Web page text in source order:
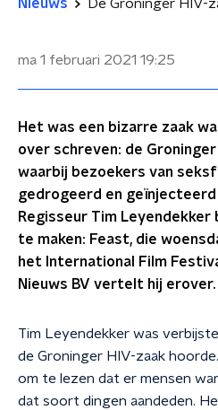
Nieuws
ma 1 februari 2021 19:25
Het was een bizarre zaak
over schreven: de
waarbij bezoekers van
gedrogeerd en
Regisseur Tim
te maken: Feast, die
het International Film
Nieuws BV vertelt hij erover.
Tim Leyendekker was
de Groninger HIV-zaak
om te lezen dat er mensen
dat soort dingen aandeden.